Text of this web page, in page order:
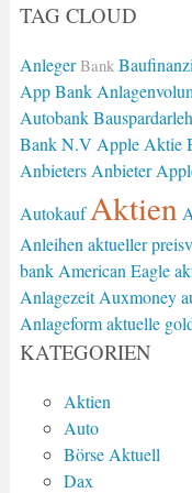
TAG CLOUD
Anleger Bank
App Bank
Autobank
Bank N.V Apple Aktie
Anbieters Anbieter
Autokauf Aktien
Anleihen aktueller
bank American Eagle
Anlagezeit Auxmoney
Anlageform aktuelle
KATEGORIEN
Aktien
Auto
Börse Aktuell
Dax